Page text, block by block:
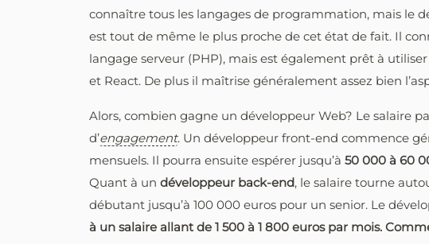
connaître tous les langages de programmation, mais le
est tout de même le plus proche de cet état de fait. Il
langage serveur (PHP), mais est également prêt à
et React. De plus il maîtrise généralement assez bien
Alors, combien gagne un développeur Web? Le salaire
d’engagement. Un développeur front-end commence
mensuels. Il pourra ensuite espérer jusqu’à 50 000 à 60
Quant à un développeur back-end, le salaire tourne
débutant jusqu’à 100 000 euros pour un senior. Le
à un salaire allant de 1 500 à 1 800 euros par mois.